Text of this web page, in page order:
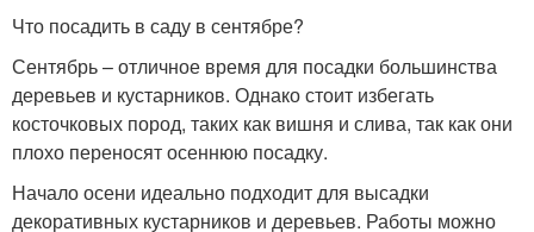
Что посадить в саду в сентябре?
Сентябрь – отличное время для посадки большинства
деревьев и кустарников. Однако стоит избегать
косточковых пород, таких как вишня и слива, так как они
плохо переносят осеннюю посадку.
Начало осени идеально подходит для высадки
декоративных кустарников и деревьев. Работы можно